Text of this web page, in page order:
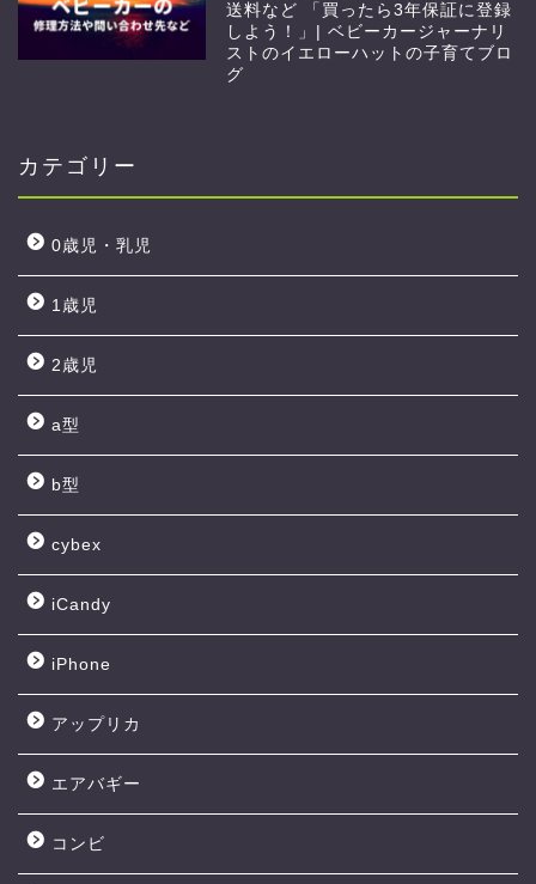
送料など 「買ったら3年保証に登録
しよう！」| ベビーカージャーナリ
ストのイエローハットの子育てブロ
グ
カテゴリー
0歳児・乳児
1歳児
2歳児
a型
b型
cybex
iCandy
iPhone
アップリカ
エアバギー
コンビ